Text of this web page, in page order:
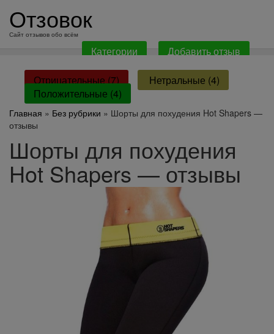
содержанию
Отзовок
Сайт отзывов обо всём
Категории Добавить отзыв
Отрицательные (7)
Нетральные (4)
Положительные (4)
Главная » Без рубрики » Шорты для похудения Hot Shapers —
отзывы
Шорты для похудения
Hot Shapers — отзывы